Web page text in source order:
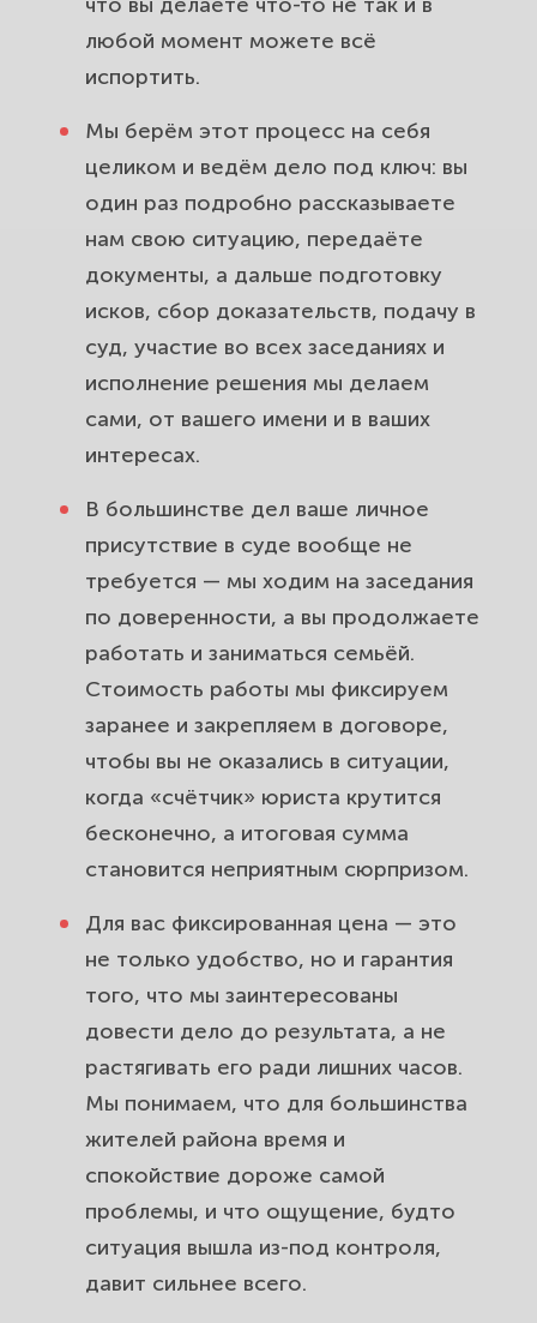
любой момент можете всё
испортить.
Мы берём этот процесс на себя
целиком и ведём дело под ключ: вы
один раз подробно рассказываете
нам свою ситуацию, передаёте
документы, а дальше подготовку
исков, сбор доказательств, подачу в
суд, участие во всех заседаниях и
исполнение решения мы делаем
сами, от вашего имени и в ваших
интересах.
В большинстве дел ваше личное
присутствие в суде вообще не
требуется — мы ходим на заседания
по доверенности, а вы продолжаете
работать и заниматься семьёй.
Стоимость работы мы фиксируем
заранее и закрепляем в договоре,
чтобы вы не оказались в ситуации,
когда «счётчик» юриста крутится
бесконечно, а итоговая сумма
становится неприятным сюрпризом.
Для вас фиксированная цена — это
не только удобство, но и гарантия
того, что мы заинтересованы
довести дело до результата, а не
растягивать его ради лишних часов.
Мы понимаем, что для большинства
жителей района время и
спокойствие дороже самой
проблемы, и что ощущение, будто
ситуация вышла из-под контроля,
давит сильнее всего.